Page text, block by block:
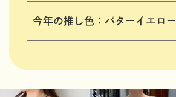
今年の推し色：バターイエロー